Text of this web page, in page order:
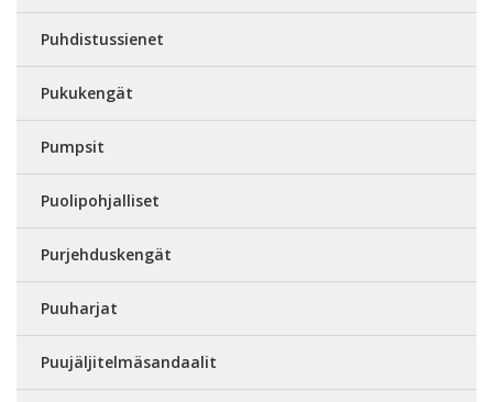
Puhdistussienet
Pukukengät
Pumpsit
Puolipohjalliset
Purjehduskengät
Puuharjat
Puujäljitelmäsandaalit